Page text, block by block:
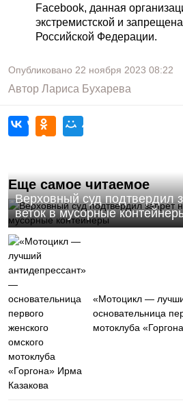
Facebook, данная
экстремистской и
Российской Федерации.
Опубликовано 22 ноября 2023 08:22
Автор Лариса Бухарева
Еще самое читаемое
Верховный суд подтвердил
веток в мусорные
«Мотоцикл —
основательница
мотоклуба